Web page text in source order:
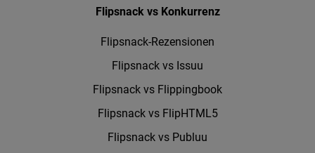
Flipsnack vs Konkurrenz
Flipsnack-Rezensionen
Flipsnack vs Issuu
Flipsnack vs Flippingbook
Flipsnack vs FlipHTML5
Flipsnack vs Publuu